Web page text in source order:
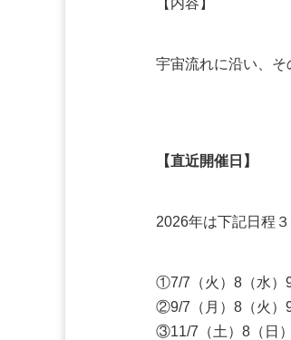
【内容】
宇宙流れに沿い、
【直近開催日】
2026年は下記日程３
①7/7（火）8（水）9
②9/7（月）8（火）9
③11/7（土）8（日）